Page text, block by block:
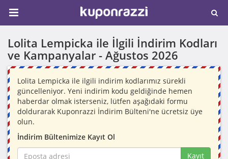
Lolita Lempicka ile İlgili İndirim Kodları
ve Kampanyalar - Ağustos 2026
Lolita Lempicka ile ilgili indirim kodlarımız sürekli
güncelleniyor. Yeni indirim kodu geldiğinde hemen
haberdar olmak isterseniz, lütfen aşağıdaki formu
doldurarak Kuponrazzi İndirim Bülteni'ne ücretsiz üye
olun.
İndirim Bültenimize Kayıt Ol
Kayıt